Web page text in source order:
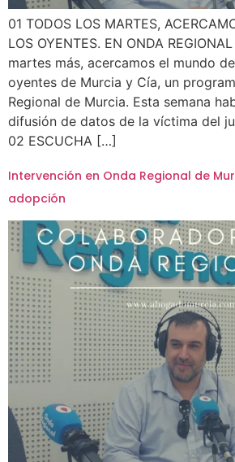
01 TODOS LOS MARTES,
LOS OYENTES. EN ONDA
martes más, acercamos el mundo
oyentes de Murcia y Cía, un
Regional de Murcia. Esta semana
difusión de datos de la víctima del
02 ESCUCHA […]
Intervención en Onda Regional de
adopción